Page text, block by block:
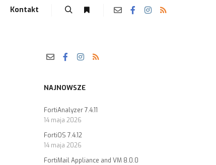
Kontakt
NAJNOWSZE
FortiAnalyzer 7.4.11
14 maja 2026
FortiOS 7.4.12
14 maja 2026
FortiMail Appliance and VM 8.0.0